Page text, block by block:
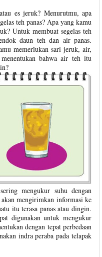
es jeruk? Menurutmu, apa
teh panas? Apa yang kamu
Untuk membuat segelas teh
daun teh dan air panas.
memerlukan sari jeruk, air,
bahwa air teh itu
mengukur suhu dengan
mengirimkan informasi ke
itu terasa panas atau dingin.
digunakan untuk mengukur
dengan tepat perbedaan
indra peraba pada telapak